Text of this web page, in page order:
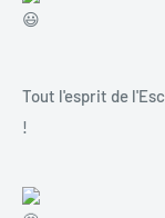
Tout l'esprit de
!